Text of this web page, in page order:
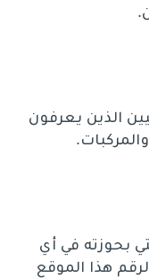
الذين يعرفون
بحوزته في أي
هذا الموقع